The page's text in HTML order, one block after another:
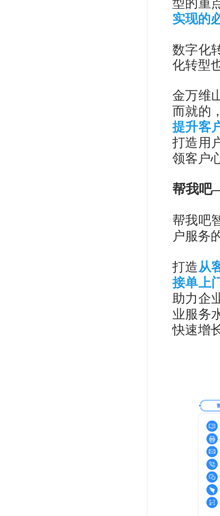
型的重
实现的
数字化
化转型
金万维
而就的
提升客
打造用
领客户
帮我吧
帮我吧
户服务
打造从
接单上
助力企
业服务
快速增